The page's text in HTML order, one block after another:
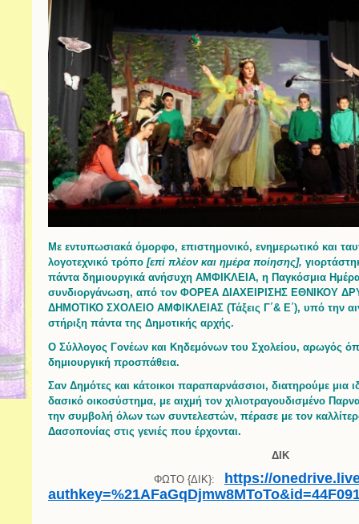
Με εντυπωσιακά όμορφο, επιστημονικό, ενημερωτικό και
λογοτεχνικό τρόπο [επί πλέον και ημέρα ποίησης],
πάντα δημιουργικά ανήσυχη ΑΜΦΙΚΛΕΙΑ, η Παγκόσμια
συνδιοργάνωση, από τον ΦΟΡΕΑ ΔΙΑΧΕΙΡΙΣΗΣ ΕΘΝΙΚΟΥ
ΔΗΜΟΤΙΚΟ ΣΧΟΛΕΙΟ ΑΜΦΙΚΛΕΙΑΣ (Τάξεις Γ΄& Ε΄), υπό την
στήριξη πάντα της Δημοτικής αρχής.
Ο Σύλλογος Γονέων και Κηδεμόνων του Σχολείου, αρωγός
δημιουργική προσπάθεια.
Σαν Δημότες και κάτοικοι παραπαρνάσσιοι, διατηρούμε μια
δασικό οικοσύστημα, με αιχμή τον χιλιοτραγουδισμένο
την συμβολή όλων των συντελεστών, πέρασε με τον
Δασοπονίας στις γενιές που έρχονται.
ΔΙΚ
ΦΩΤΟ {ΔΙΚ}: https://